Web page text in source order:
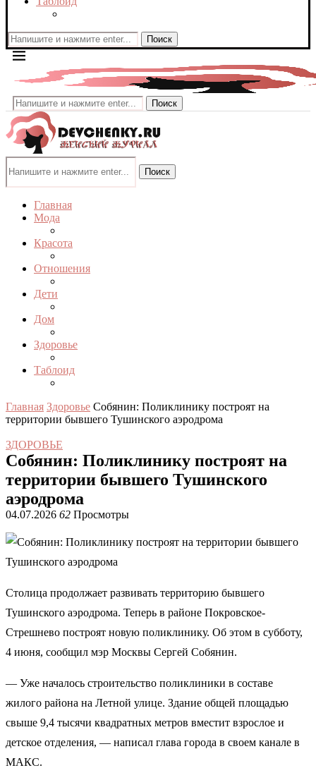
Поиск
Поиск
Поиск
Главная
Мода
Красота
Отношения
Дети
Дом
Здоровье
Таблоид
Главная Здоровье Собянин: Поликлинику построят на
территории бывшего Тушинского аэродрома
ЗДОРОВЬЕ
Собянин: Поликлинику построят на
территории бывшего Тушинского
аэродрома
04.07.2026 62 Просмотры
Столица продолжает развивать территорию бывшего
Тушинского аэродрома. Теперь в районе Покровское-
Стрешнево построят новую поликлинику. Об этом в субботу,
4 июня, сообщил мэр Москвы Сергей Собянин.
— Уже началось строительство поликлиники в составе
жилого района на Летной улице. Здание общей площадью
свыше 9,4 тысячи квадратных метров вместит взрослое и
детское отделения, — написал глава города в своем канале в
МАКС.